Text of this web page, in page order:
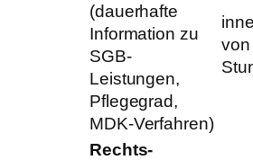
(dauerhafte
Information zu
SGB-
Leistungen,
Pflegegrad,
MDK-Verfahren)
Rechts-